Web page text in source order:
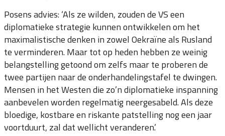
Posens advies: ‘Als ze wilden, zouden de VS een
diplomatieke strategie kunnen ontwikkelen om het
maximalistische denken in zowel Oekraïne als Rusland
te verminderen. Maar tot op heden hebben ze weinig
belangstelling getoond om zelfs maar te proberen de
twee partijen naar de onderhandelingstafel te dwingen.
Mensen in het Westen die zo’n diplomatieke inspanning
aanbevelen worden regelmatig neergesabeld. Als deze
bloedige, kostbare en riskante patstelling nog een jaar
voortduurt, zal dat wellicht veranderen.’